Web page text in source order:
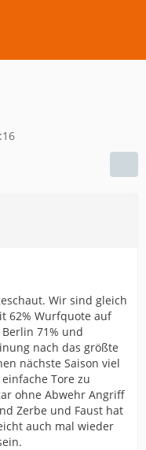
Wir sind gleich
62% Wurfquote auf
71% und
nach das größte
nächste Saison viel
Tore zu
ohne Abwehr Angriff
Zerbe und Faust hat
auch mal wieder